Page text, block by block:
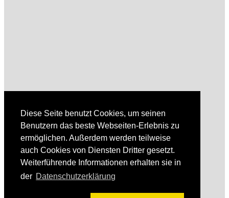
Diese Seite benutzt Cookies, um seinen
Benutzern das beste Webseiten-Erlebnis zu
ermöglichen. Außerdem werden teilweise
auch Cookies von Diensten Dritter gesetzt.
Weiterführende Informationen erhalten sie in
der Datenschutzerklärung